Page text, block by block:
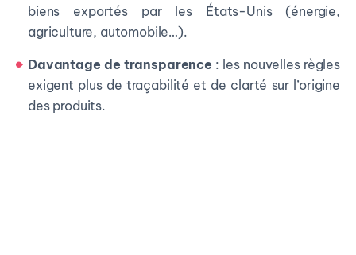
biens exportés par les États-Unis (énergie,
agriculture, automobile…).
Davantage de transparence : les nouvelles règles
exigent plus de traçabilité et de clarté sur l’origine
des produits.